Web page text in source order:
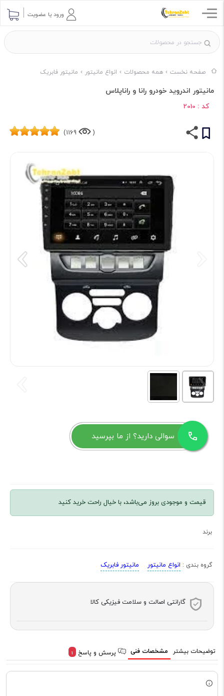
ورود یا عضویت
صفحه نخست همه محصولات انواع مانیتور مانیتور فابریک
مانیتور اندروید خودرو رانا و راناپلاس
کد : 2010
(
1169)
سوالی دارید؟ از ما بپرسید
قیمت و موجودی بروز می‌باشد، با خیال راحت خرید کنید
برند
گروه بندی : انواع مانیتور مانیتور فابریک
گارانتی اصالت و سلامت فیزیکی کالا
توضیحات بیشتر مشخصات فنی پرسش و پاسخ 1